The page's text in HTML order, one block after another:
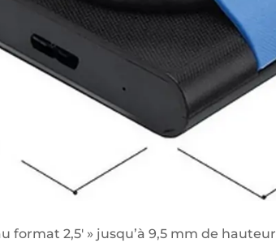
format 2,5′ » jusqu’à 9,5 mm de hauteur